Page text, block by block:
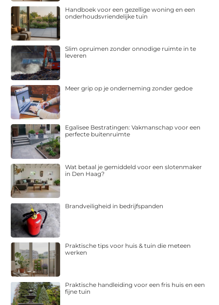
Handboek voor een gezellige woning en een
onderhoudsvriendelijke tuin
Slim opruimen zonder onnodige ruimte in te
leveren
Meer grip op je onderneming zonder gedoe
Egalisee Bestratingen: Vakmanschap voor een
perfecte buitenruimte
Wat betaal je gemiddeld voor een slotenmaker
in Den Haag?
Brandveiligheid in bedrijfspanden
Praktische tips voor huis & tuin die meteen
werken
Praktische handleiding voor een fris huis en een
fijne tuin